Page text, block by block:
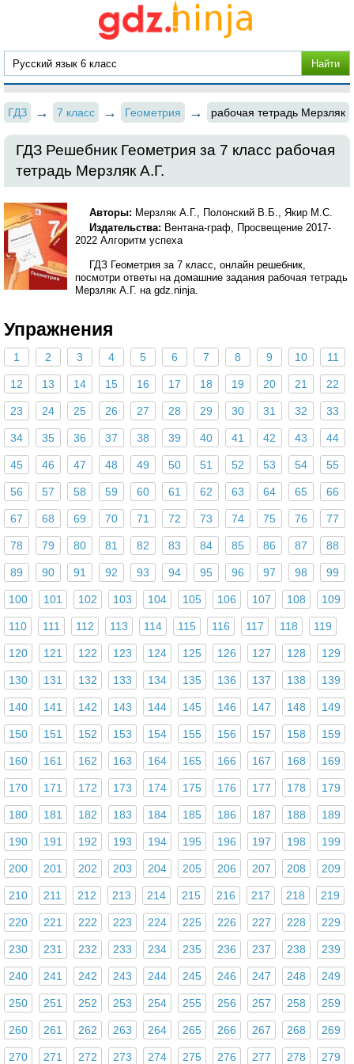
ГДЗ 7 класс Геометрия рабочая тетрадь Мерзляк
ГДЗ Решебник Геометрия за 7 класс рабочая
тетрадь Мерзляк А.Г.
Авторы: Мерзляк А.Г., Полонский В.Б., Якир М.С.
Издательства: Вентана-граф, Просвещение 2017-
2022 Алгоритм успеха
ГДЗ Геометрия за 7 класс, онлайн решебник,
посмотри ответы на домашние задания рабочая тетрадь
Мерзляк А.Г. на gdz.ninja.
Упражнения
1 2 3 4 5 6 7 8 9 10 11
12 13 14 15 16 17 18 19 20 21 22
23 24 25 26 27 28 29 30 31 32 33
34 35 36 37 38 39 40 41 42 43 44
45 46 47 48 49 50 51 52 53 54 55
56 57 58 59 60 61 62 63 64 65 66
67 68 69 70 71 72 73 74 75 76 77
78 79 80 81 82 83 84 85 86 87 88
89 90 91 92 93 94 95 96 97 98 99
100 101 102 103 104 105 106 107 108 109
110 111 112 113 114 115 116 117 118 119
120 121 122 123 124 125 126 127 128 129
130 131 132 133 134 135 136 137 138 139
140 141 142 143 144 145 146 147 148 149
150 151 152 153 154 155 156 157 158 159
160 161 162 163 164 165 166 167 168 169
170 171 172 173 174 175 176 177 178 179
180 181 182 183 184 185 186 187 188 189
190 191 192 193 194 195 196 197 198 199
200 201 202 203 204 205 206 207 208 209
210 211 212 213 214 215 216 217 218 219
220 221 222 223 224 225 226 227 228 229
230 231 232 233 234 235 236 237 238 239
240 241 242 243 244 245 246 247 248 249
250 251 252 253 254 255 256 257 258 259
260 261 262 263 264 265 266 267 268 269
270 271 272 273 274 275 276 277 278 279